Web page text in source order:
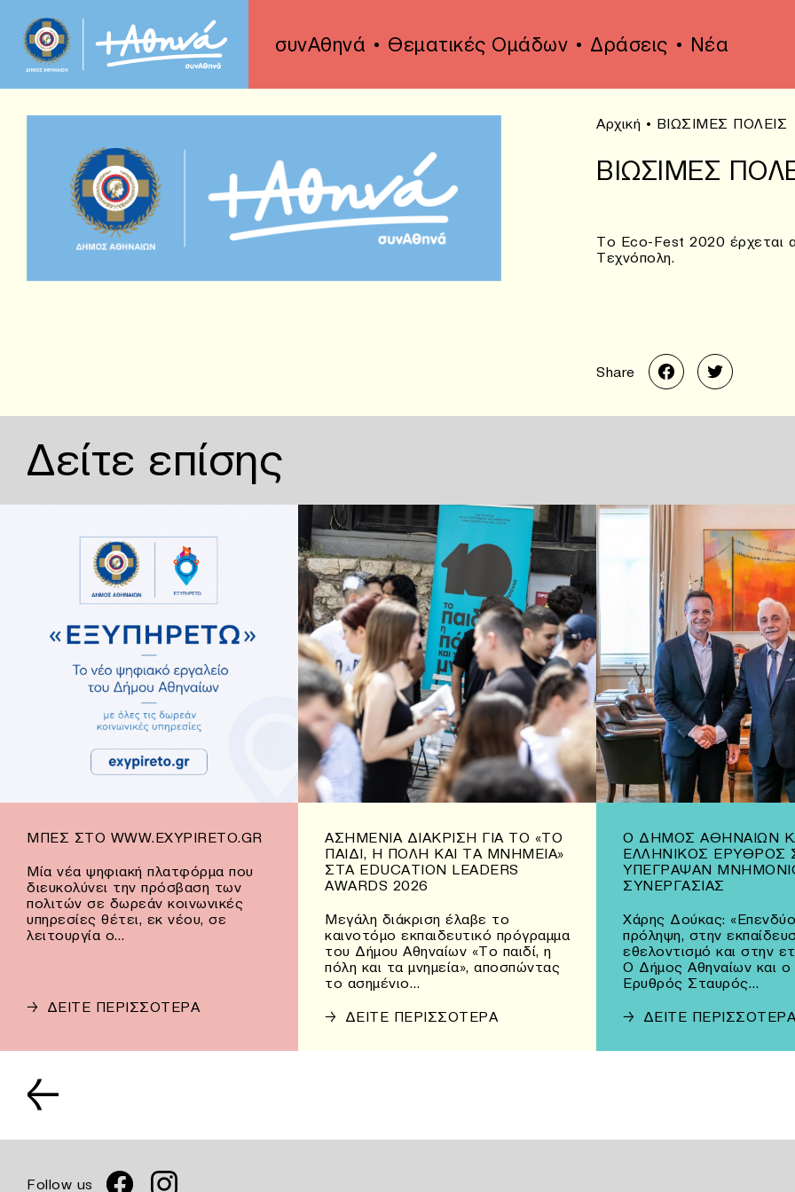
συνΑθηνά Θεματικές Ομάδων Δράσεις Νέα
Αρχική • ΒΙΩΣΙΜΕΣ ΠΟΛΕΙΣ
ΒΙΩΣΙΜΕΣ
Tο Eco-Fest 2020 έρχεται
Τεχνόπολη.
Share
Δείτε επίσης
ΜΠΕΣ ΣΤΟ WWW.EXYPIRETO.GR
Μία νέα ψηφιακή πλατφόρμα που
διευκολύνει την πρόσβαση των
πολιτών σε δωρεάν κοινωνικές
υπηρεσίες θέτει, εκ νέου, σε
λειτουργία ο…
→ ΔΕΙΤΕ ΠΕΡΙΣΣΟΤΕΡΑ
ΑΣΗΜΈΝΙΑ ΔΙΆΚΡΙΣΗ ΓΙΑ ΤΟ «ΤΟ
ΠΑΙΔΊ, Η ΠΌΛΗ ΚΑΙ ΤΑ ΜΝΗΜΕΊΑ»
ΣΤΑ EDUCATION LEADERS
AWARDS 2026
Μεγάλη διάκριση έλαβε το
καινοτόμο εκπαιδευτικό πρόγραμμα
του Δήμου Αθηναίων «Το παιδί, η
πόλη και τα μνημεία», αποσπώντας
το ασημένιο…
→ ΔΕΙΤΕ ΠΕΡΙΣΣΟΤΕΡΑ
Ο ΔΉΜΟΣ ΑΘΗΝΑΊΩΝ
ΕΛΛΗΝΙΚΌΣ ΕΡΥΘΡΌΣ
ΥΠΈΓΡΑΨΑΝ
ΣΥΝΕΡΓΑΣΊΑΣ
Χάρης Δούκας:
πρόληψη, στην
εθελοντισμό και στην
Ο Δήμος Αθηναίων και ο
Ερυθρός Σταυρός…
→ ΔΕΙΤΕ ΠΕΡΙΣΣΟΤΕΡΑ
←
Follow us